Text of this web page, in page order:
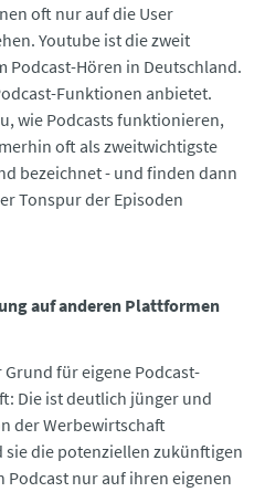
oft nur auf die User
Youtube ist die zweit
Podcast-Hören in Deutschland.
Funktionen anbietet.
wie Podcasts funktionieren,
oft als zweitwichtigste
bezeichnet - und finden dann
Tonspur der Episoden
auf anderen Plattformen
für eigene Podcast-
Die ist deutlich jünger und
der Werbewirtschaft
sie die potenziellen zukünftigen
Podcast nur auf ihren eigenen